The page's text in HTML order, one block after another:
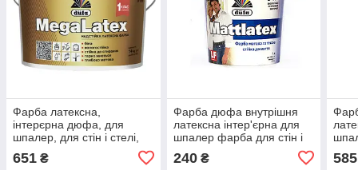
Фарба латексна,
інтерєрна дюфа, для
шпалер, для стін і стелі,
Мегалатекс D120 [3.5 кг]
651 ₴
Фарба дюфа внутрішня
латексна інтер'єрна для
шпалер фарба для стін і
Матлатекс Д100 [1.4 кг]
240₴ 585